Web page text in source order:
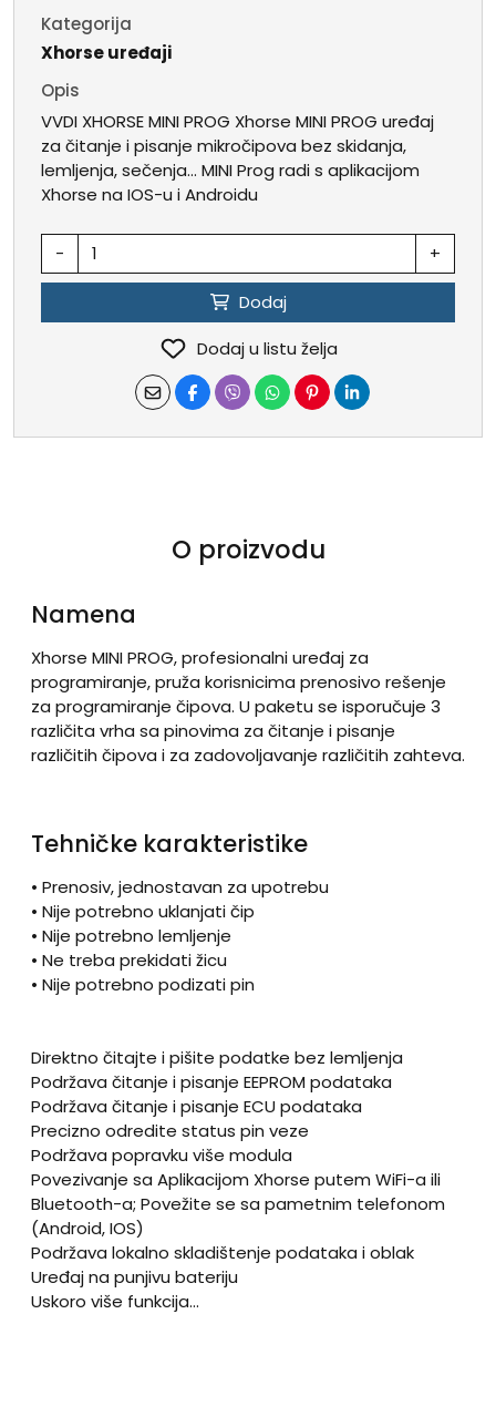
Kategorija
Xhorse uređaji
Opis
VVDI XHORSE MINI PROG Xhorse MINI PROG uređaj
za čitanje i pisanje mikročipova bez skidanja,
lemljenja, sečenja... MINI Prog radi s aplikacijom
Xhorse na IOS-u i Androidu
- +
Dodaj
Dodaj u listu želja
O proizvodu
Namena
Xhorse MINI PROG, profesionalni uređaj za
programiranje, pruža korisnicima prenosivo rešenje
za programiranje čipova. U paketu se isporučuje 3
različita vrha sa pinovima za čitanje i pisanje
različitih čipova i za zadovoljavanje različitih zahteva.
Tehničke karakteristike
• Prenosiv, jednostavan za upotrebu
• Nije potrebno uklanjati čip
• Nije potrebno lemljenje
• Ne treba prekidati žicu
• Nije potrebno podizati pin
Direktno čitajte i pišite podatke bez lemljenja
Podržava čitanje i pisanje EEPROM podataka
Podržava čitanje i pisanje ECU podataka
Precizno odredite status pin veze
Podržava popravku više modula
Povezivanje sa Aplikacijom Xhorse putem WiFi-a ili
Bluetooth-a; Povežite se sa pametnim telefonom
(Android, IOS)
Podržava lokalno skladištenje podataka i oblak
Uređaj na punjivu bateriju
Uskoro više funkcija...